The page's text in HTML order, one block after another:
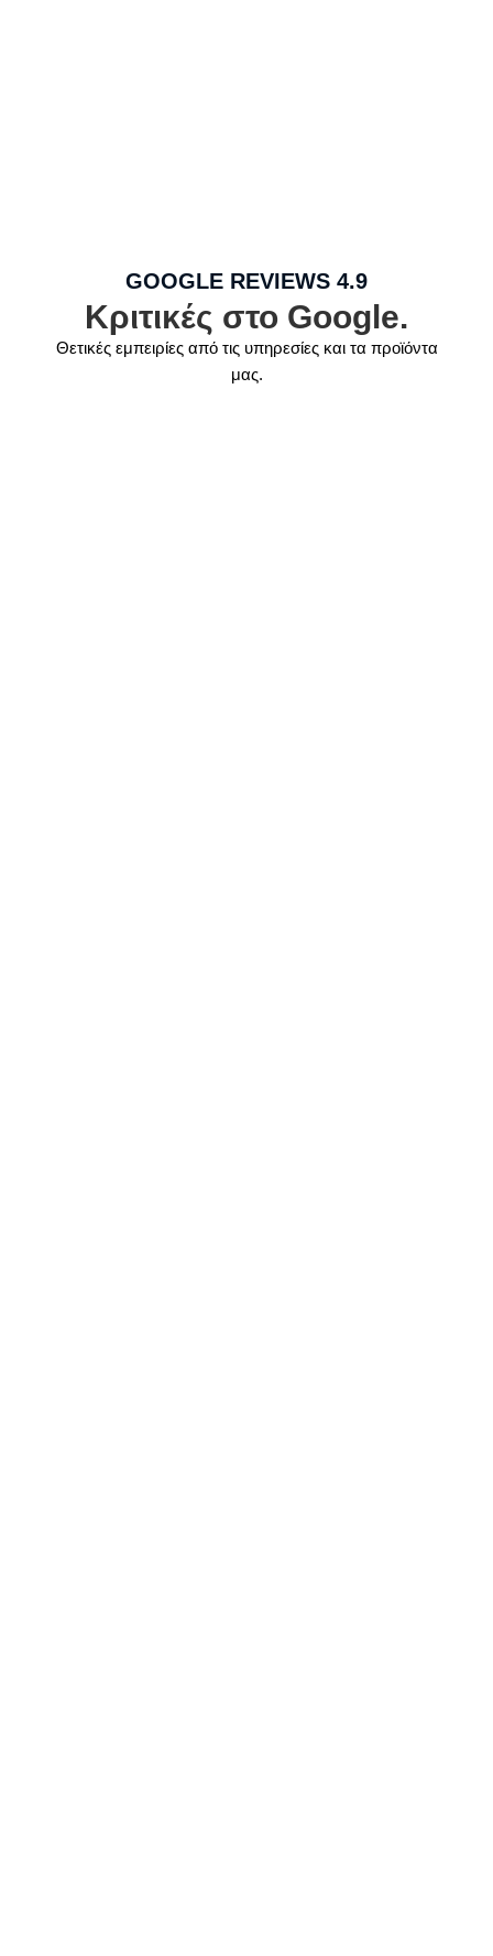
GOOGLE REVIEWS 4.9
Κριτικές στο Google.
Θετικές εμπειρίες από τις υπηρεσίες και τα προϊόντα
μας.